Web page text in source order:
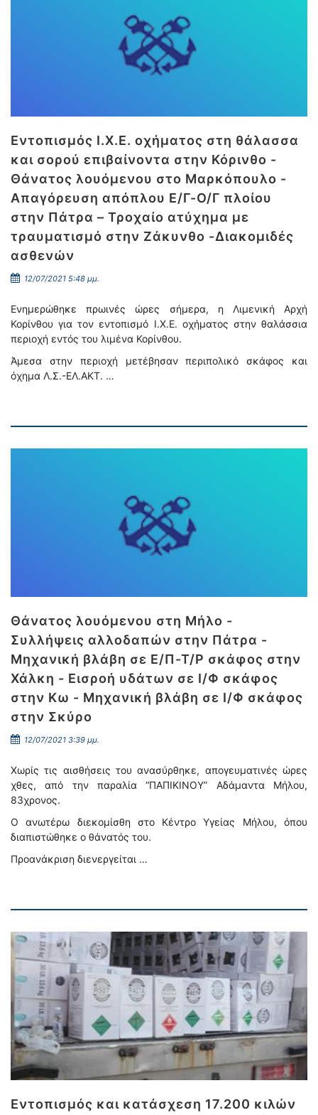
Εντοπισμός Ι.Χ.Ε. οχήματος στη θάλασσα
και σορού επιβαίνοντα στην Κόρινθο -
Θάνατος λουόμενου στο Μαρκόπουλο -
Απαγόρευση απόπλου Ε/Γ-Ο/Γ πλοίου
στην Πάτρα – Τροχαίο ατύχημα με
τραυματισμό στην Ζάκυνθο -Διακομιδές
ασθενών
12/07/2021 5:48 μμ.
Ενημερώθηκε πρωινές ώρες σήμερα, η Λιμενική Αρχή
Κορίνθου για τον εντοπισμό Ι.Χ.Ε. οχήματος στην θαλάσσια
περιοχή εντός του λιμένα Κορίνθου.
Άμεσα στην περιοχή μετέβησαν περιπολικό σκάφος και
όχημα Λ.Σ.-ΕΛ.ΑΚΤ. …
Θάνατος λουόμενου στη Μήλο -
Συλλήψεις αλλοδαπών στην Πάτρα -
Μηχανική βλάβη σε Ε/Π-Τ/Ρ σκάφος στην
Χάλκη - Εισροή υδάτων σε Ι/Φ σκάφος
στην Κω - Μηχανική βλάβη σε Ι/Φ σκάφος
στην Σκύρο
12/07/2021 3:39 μμ.
Χωρίς τις αισθήσεις του ανασύρθηκε, απογευματινές ώρες
χθες, από την παραλία “ΠΑΠΙΚΙΝΟΥ” Αδάμαντα Μήλου,
83χρονος.
Ο ανωτέρω διεκομίσθη στο Κέντρο Υγείας Μήλου, όπου
διαπιστώθηκε ο θάνατός του.
Προανάκριση διενεργείται …
Εντοπισμός και κατάσχεση 17.200 κιλών